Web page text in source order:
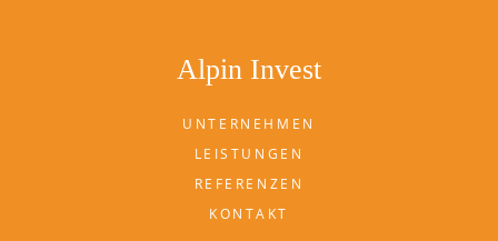
Alpin Invest
UNTERNEHMEN
LEISTUNGEN
REFERENZEN
KONTAKT